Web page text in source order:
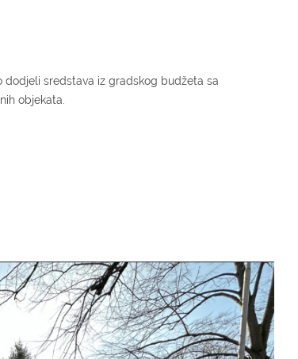
dodjeli sredstava iz gradskog budžeta sa
objekata.